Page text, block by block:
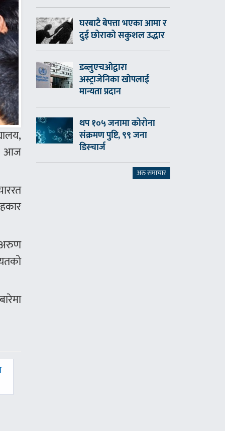
आज
अरुण
घरबाटै बेपत्ता भएका आमा र
दुई छोराको सकुशल उद्धार
डब्लुएचओद्वारा
अस्ट्राजेनिका खोपलाई
मान्यता प्रदान
थप १०५ जनामा कोरोना
संक्रमण पुष्टि, ९९ जना
डिस्चार्ज
अरु समाचार